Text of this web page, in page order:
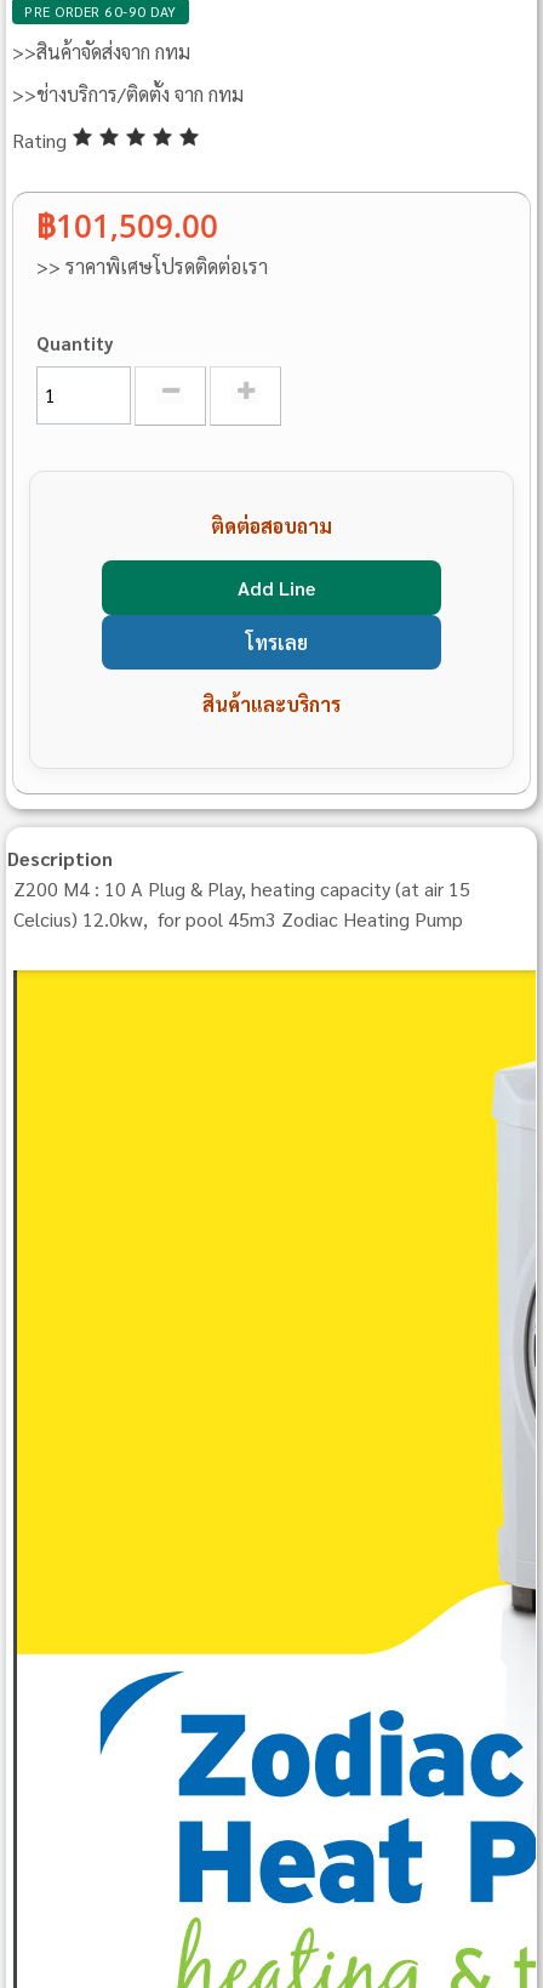
PRE ORDER 60-90 DAY
>>สินค้าจัดส่งจาก กทม
>>ช่างบริการ/ติดตั้ง จาก กทม
Rating
฿101,509.00
>> ราคาพิเศษโปรดติดต่อเรา
Quantity
ติดต่อสอบถาม
Add Line
โทรเลย
สินค้าและบริการ
Description
Z200 M4 : 10 A Plug & Play, heating capacity (at air 15
Celcius) 12.0kw, for pool 45m3 Zodiac Heating Pump